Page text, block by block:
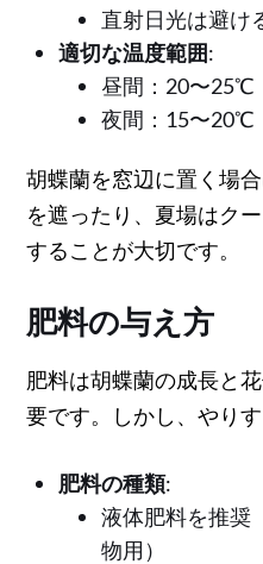
直射日光は避け
適切な温度範囲:
昼間：20〜25℃
夜間：15〜20℃
胡蝶蘭を窓辺に置く場
を遮ったり、夏場はク
することが大切です。
肥料の与え方
肥料は胡蝶蘭の成長と
要です。しかし、やりす
肥料の種類:
液体肥料を推奨
物用）